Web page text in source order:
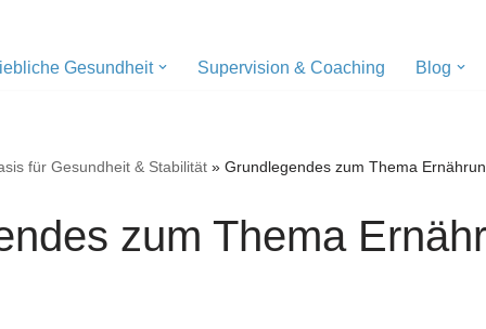
Gesundheit Supervision & Coaching Blog
für Gesundheit & Stabilität » Grundlegendes zum Thema
zum Thema